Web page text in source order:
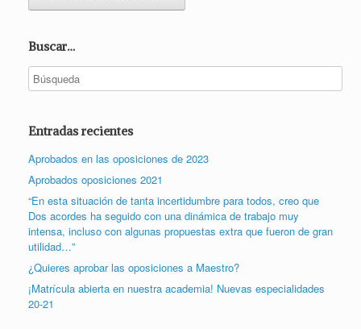
Buscar…
Entradas recientes
Aprobados en las oposiciones de 2023
Aprobados oposiciones 2021
“En esta situación de tanta incertidumbre para todos, creo que
Dos acordes ha seguido con una dinámica de trabajo muy
intensa, incluso con algunas propuestas extra que fueron de gran
utilidad…”
¿Quieres aprobar las oposiciones a Maestro?
¡Matrícula abierta en nuestra academia! Nuevas especialidades
20-21